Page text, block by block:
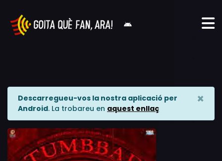
Descarregueu-vos la nostra aplicació per
Android. La trobareu en aquest enllaç
×